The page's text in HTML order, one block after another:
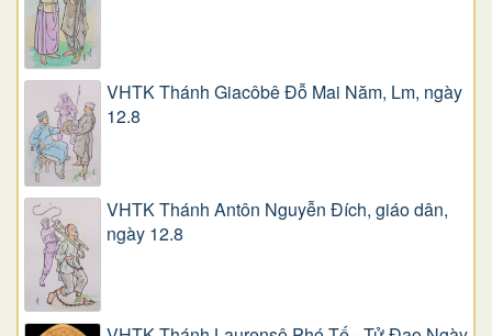
VHTK Thánh Giacôbê Ðỗ Mai Năm, Lm, ngày
12.8
VHTK Thánh Antôn Nguyễn Ðích, giáo dân,
ngày 12.8